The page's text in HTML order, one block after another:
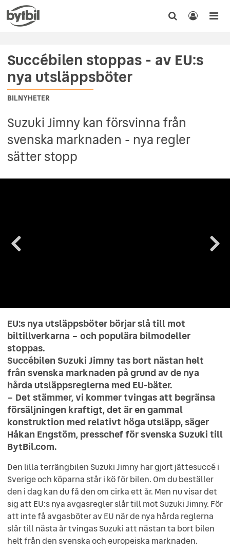
Succébilen stoppas - av EU:s
nya utsläppsböter
BILNYHETER
Suzuki Jimny kan försvinna från
svenska marknaden - nya regler
sätter stopp
EU:s nya utsläppsböter börjar slå till mot
biltillverkarna – och populära bilmodeller
stoppas.
Succébilen Suzuki Jimny tas bort nästan helt
från svenska marknaden på grund av de nya
hårda utsläppsreglerna med EU-bäter.
– Det stämmer, vi kommer tvingas att begränsa
försäljningen kraftigt, det är en gammal
konstruktion med relativt höga utsläpp, säger
Håkan Engstöm, presschef för svenska Suzuki till
BytBil.com.
Den lilla terrängbilen Suzuki Jimny har gjort jättesuccé i
Sverige och köparna står i kö för bilen. Om du beställer
den i dag kan du få den om cirka ett år. Men nu visar det
sig att EU:s nya avgasregler slår till mot Suzuki Jimny. För
att inte få avgasböter av EU när de nya hårda reglerna
slår till nästa år tvingas Suzuki att nästan ta bort bilen
helt från den svenska och europeiska marknaden.